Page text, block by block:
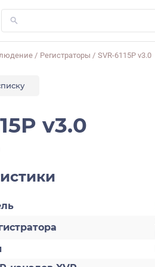
/ Регистраторы / SVR-6115P v3.0
v3.0